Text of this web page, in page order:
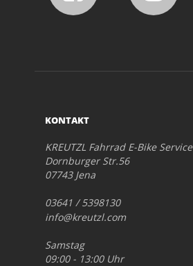
KONTAKT
KREUTZL Fahrrad E-Bike Service
Dornburger Str.56
07743 Jena
03641 / 5398130
info@kreutzl.com
Samstag
09:00 - 13:00 Uhr